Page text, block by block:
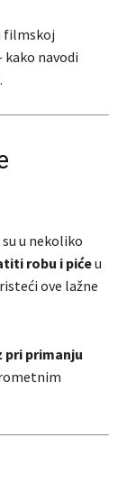
filmskoj
navodi
.
u nekoliko
robu i pićeu
ove lažne
pri primanju